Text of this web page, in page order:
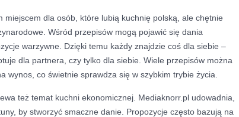
miejscem dla osób, które lubią kuchnię polską, ale chętnie
Wśród przepisów mogą pojawić się dania
warzywne. Dzięki temu każdy znajdzie coś dla siebie –
dla partnera, czy tylko dla siebie. Wiele przepisów można
wynos, co świetnie sprawdza się w szybkim trybie życia.
też temat kuchni ekonomicznej. Mediaknorr.pl udowadnia,
by stworzyć smaczne danie. Propozycje często bazują na